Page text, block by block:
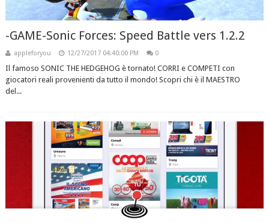
-GAME-Sonic Forces: Speed Battle vers 1.2.2
appleforyou 12/27/2017 04:40:00 PM 0
Il famoso SONIC THE HEDGEHOG è tornato! CORRI e COMPETI con
giocatori reali provenienti da tutto il mondo! Scopri chi è il MAESTRO
del...